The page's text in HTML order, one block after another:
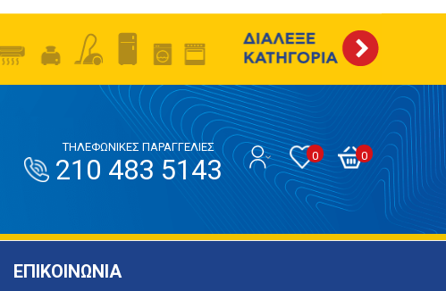
0
0
ΤΗΛΕΦΩΝΙΚΕΣ ΠΑΡΑΓΓΕΛΙΕΣ
210 483 5143
ΕΠΙΚΟΙΝΩΝΙΑ